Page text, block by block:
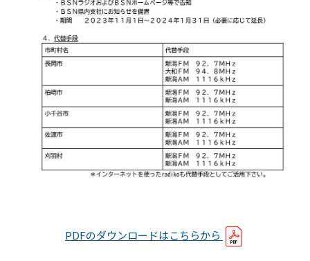
PDFのダウンロードはこちらから